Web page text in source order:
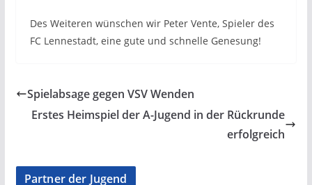
Des Weiteren wünschen wir Peter Vente, Spieler des
FC Lennestadt, eine gute und schnelle Genesung!
Spielabsage gegen VSV Wenden
Erstes Heimspiel der A-Jugend in der Rückrunde
erfolgreich
Partner der Jugend